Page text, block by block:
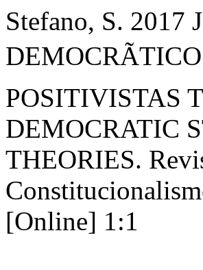
Stefano, S. 2017
POSITIVISTAS
DEMOCRATIC
THEORIES.
[Online] 1:1